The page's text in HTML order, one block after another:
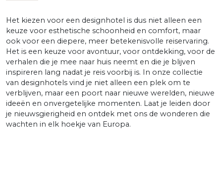
Het kiezen voor een designhotel is dus niet alleen een
keuze voor esthetische schoonheid en comfort, maar
ook voor een diepere, meer betekenisvolle reiservaring.
Het is een keuze voor avontuur, voor ontdekking, voor de
verhalen die je mee naar huis neemt en die je blijven
inspireren lang nadat je reis voorbij is. In onze collectie
van designhotels vind je niet alleen een plek om te
verblijven, maar een poort naar nieuwe werelden, nieuwe
ideeën en onvergetelijke momenten. Laat je leiden door
je nieuwsgierigheid en ontdek met ons de wonderen die
wachten in elk hoekje van Europa.